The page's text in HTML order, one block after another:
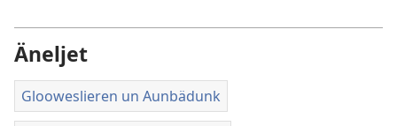
Äneljet
Glooweslieren un Aunbädunk